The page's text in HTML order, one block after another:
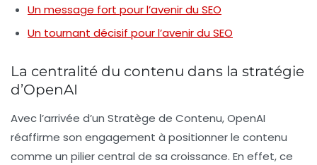
Un message fort pour l’avenir du SEO
Un tournant décisif pour l’avenir du SEO
La centralité du contenu dans la stratégie
d’OpenAI
Avec l’arrivée d’un Stratège de Contenu, OpenAI
réaffirme son engagement à positionner le contenu
comme un pilier central de sa croissance. En effet, ce